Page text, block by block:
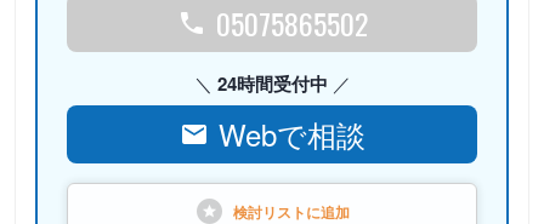
05075865502
24時間受付中
Webで相談
検討リストに追加